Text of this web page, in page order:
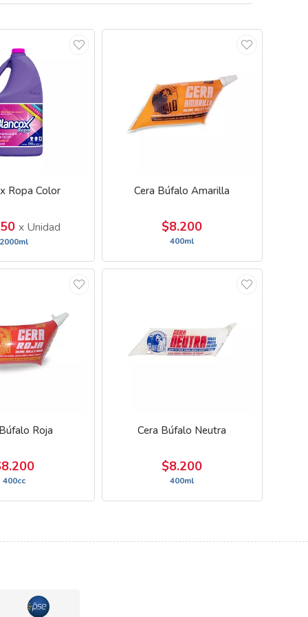
Ropa Color
x Unidad
2000ml
Cera Búfalo Amarilla
$8.200
400ml
Roja
400cc
Cera Búfalo Neutra
$8.200
400ml